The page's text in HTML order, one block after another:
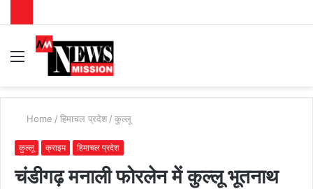
Menu
Home / हिमाचल प्रदेश / कुल्लू
कुल्लू क्राइम हिमाचल प्रदेश
चंडीगढ़ मनाली फोरलेन में कुल्लू भूतनाथ